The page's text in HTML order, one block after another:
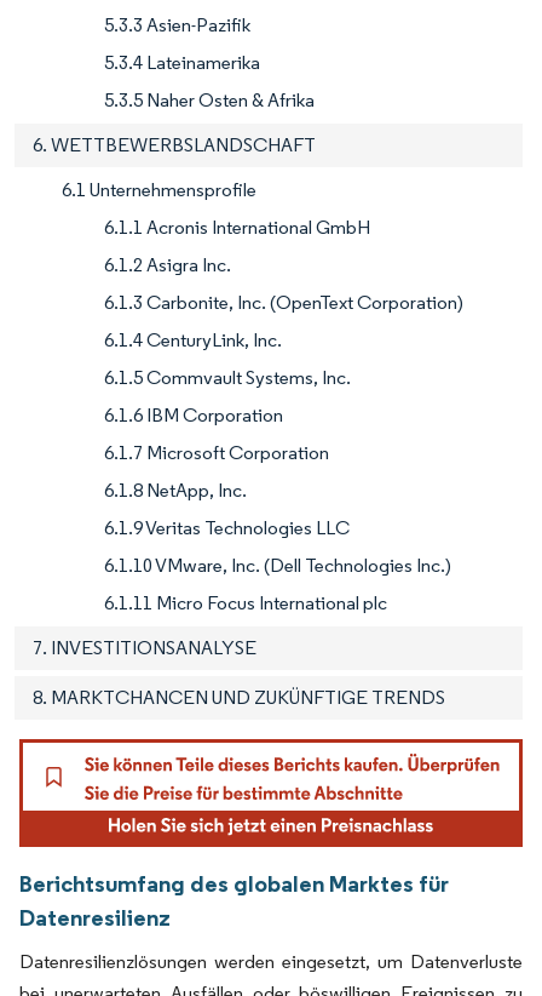
5.3.3 Asien-Pazifik
5.3.4 Lateinamerika
5.3.5 Naher Osten & Afrika
6. WETTBEWERBSLANDSCHAFT
6.1 Unternehmensprofile
6.1.1 Acronis International GmbH
6.1.2 Asigra Inc.
6.1.3 Carbonite, Inc. (OpenText Corporation)
6.1.4 CenturyLink, Inc.
6.1.5 Commvault Systems, Inc.
6.1.6 IBM Corporation
6.1.7 Microsoft Corporation
6.1.8 NetApp, Inc.
6.1.9 Veritas Technologies LLC
6.1.10 VMware, Inc. (Dell Technologies Inc.)
6.1.11 Micro Focus International plc
7. INVESTITIONSANALYSE
8. MARKTCHANCEN UND ZUKÜNFTIGE TRENDS
Berichtsumfang des globalen Marktes für
Datenresilienz
Datenresilienzlösungen werden eingesetzt, um Datenverluste